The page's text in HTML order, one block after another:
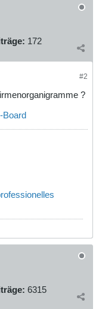
172
#2
?
Board
6315